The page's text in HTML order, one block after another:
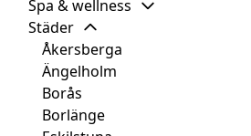
Spa & wellness
Städer
Åkersberga
Ängelholm
Borås
Borlänge